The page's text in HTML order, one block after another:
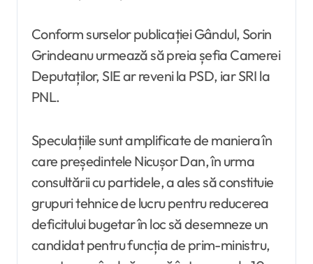
Conform surselor publicației Gândul, Sorin
Grindeanu urmează să preia șefia Camerei
Deputaților, SIE ar reveni la PSD, iar SRI la
PNL.
Speculațiile sunt amplificate de maniera în
care președintele Nicușor Dan, în urma
consultării cu partidele, a ales să constituie
grupuri tehnice de lucru pentru reducerea
deficitului bugetar în loc să desemneze un
candidat pentru funcția de prim-ministru,